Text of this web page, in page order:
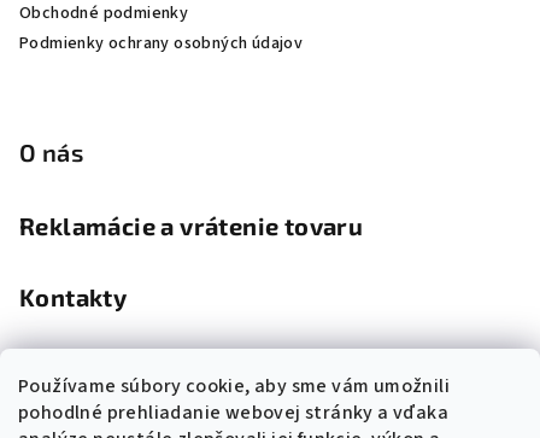
Používame súbory cookie, aby sme vám umožnili
pohodlné prehliadanie webovej stránky a vďaka
Obchodné podmienky
Podmienky ochrany osobných údajov
O nás
Reklamácie a vrátenie tovaru
Kontakty